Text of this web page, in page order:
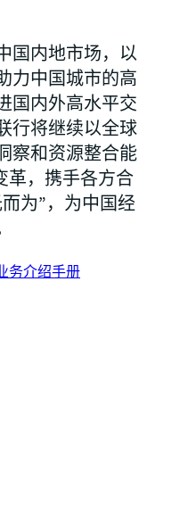
国内地市场，以
力中国城市的高
国内外高水平交
行将继续以全球
察和资源整合能
革，携手各方合
为”，为中国经
务介绍手册